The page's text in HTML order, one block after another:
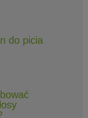
do picia